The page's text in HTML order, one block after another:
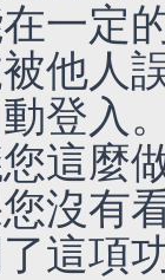
一定
他人
登入
這麼
沒有
這項